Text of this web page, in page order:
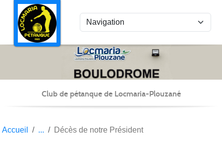
Club de pétanque de Locmaria-Plouzané
Accueil Décès de notre Président
Panneau de gestion des cookies